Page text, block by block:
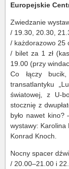
Europejskie
Zwiedzanie
/ 19.30, 20.30,
/ każdorazowo 25
/ bilet za 1 zł
19.00 (przy
Co łączy
transatlantyku
światowej, z U-
stocznię z
było nawet kino?
wystawy: Karolina
Konrad Knoch.
Nocny spacer
/ 20.00–21.00 i